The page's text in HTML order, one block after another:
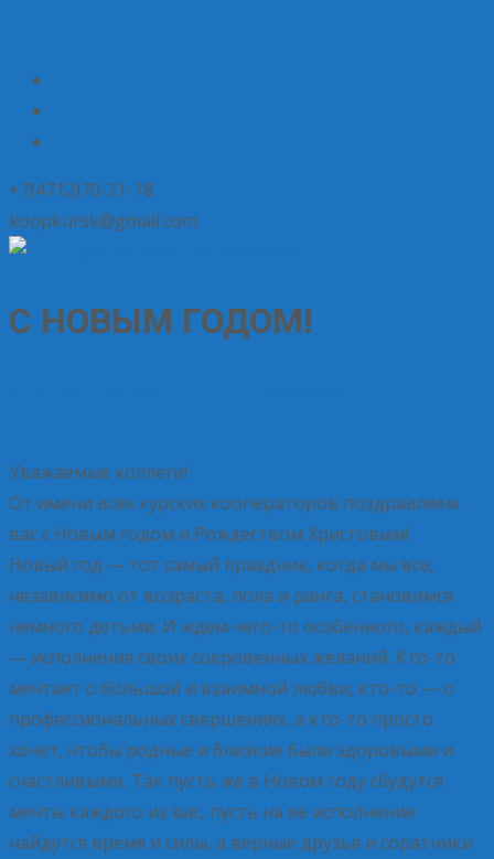
+7(4712)70-21-18
koopkursk@gmail.com
С НОВЫМ ГОДОМ!
Уважаемые коллеги!
От имени всех курских кооператоров поздравляем
вас с Новым годом и Рождеством Христовым!
Новый год — тот самый праздник, когда мы все,
независимо от возраста, пола и ранга, становимся
немного детьми. И ждем чего-то особенного, каждый
— исполнения своих сокровенных желаний. Кто-то
мечтает о большой и взаимной любви, кто-то — о
профессиональных свершениях, а кто-то просто
хочет, чтобы родные и близкие были здоровыми и
счастливыми. Так пусть же в Новом году сбудутся
мечты каждого из вас, пусть на ее исполнение
найдутся время и силы, а верные друзья и соратники